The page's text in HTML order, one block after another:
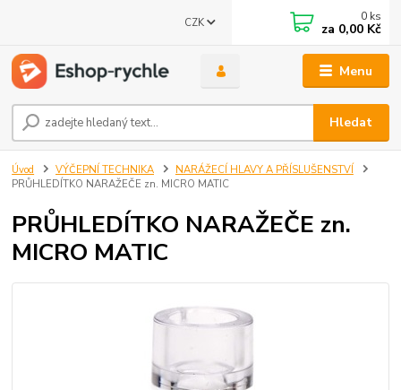
Menu
CZK
Hledat
0 ks
za 0,00 Kč
Úvod VÝČEPNÍ TECHNIKA
NARÁŽECÍ HLAVY A PŘÍSLUŠENSTVÍ
PRŮHLEDÍTKO NARAŽEČE zn. MICRO MATIC
PRŮHLEDÍTKO NARAŽEČE zn.
MICRO MATIC